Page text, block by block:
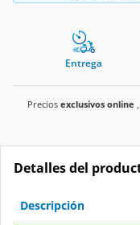
Entrega
Precios exclusivos online
Detalles del
Descripción